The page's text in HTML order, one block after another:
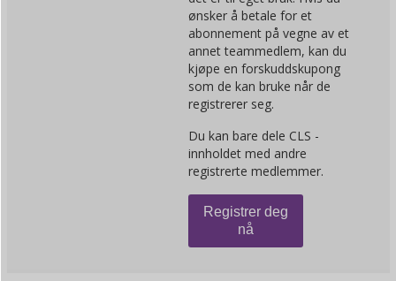
ønsker å betale for et
abonnement på vegne av et
annet teammedlem, kan du
kjøpe en forskuddskupong
som de kan bruke når de
registrerer seg.
Du kan bare dele CLS -
innholdet med andre
registrerte medlemmer.
Registrer deg
nå